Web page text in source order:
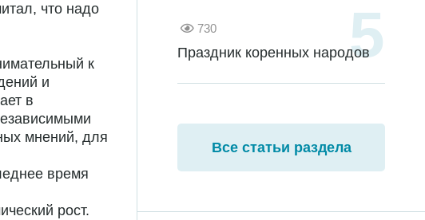
что надо
к
и
в
мнений, для
время
рост.
730
Праздник коренных народов
Все статьи раздела